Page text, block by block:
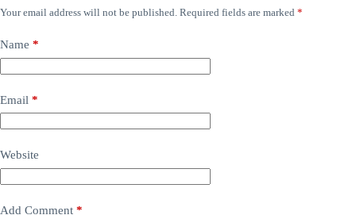
Your email address will not be published. Required fields are marked *
Name *
Email *
Website
Add Comment *